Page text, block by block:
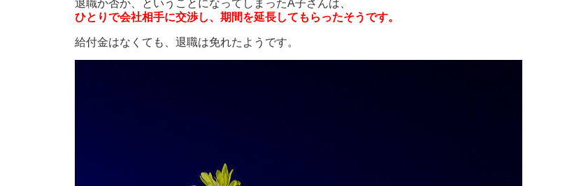
退職か否か、ということになってしまったA子さんは、
ひとりで会社相手に交渉し、期間を延長してもらったそうです。
給付金はなくても、退職は免れたようです。